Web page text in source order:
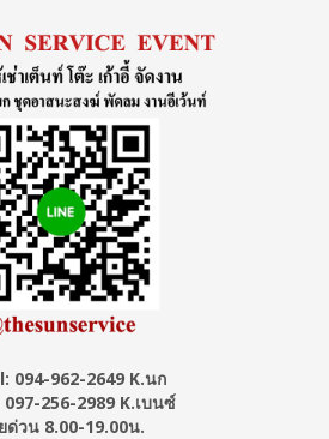
094-962-2649 K.นก
256-2989 K.เบนซ์
ด่วน 8.00-19.00น.